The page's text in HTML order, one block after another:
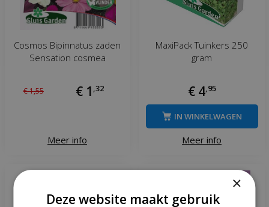
Cosmos Bipinnatus zaden
Sensation cosmea
€1,55 € 1 32
Meer info
MaxiPack Tuinkers 250
gram
€ 4 95
Meer info
IN WINKELWAGEN
×
Deze website maakt gebruik